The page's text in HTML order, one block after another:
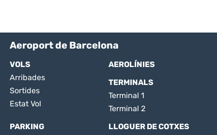
Aeroport de Barcelona
VOLS
Arribades
Sortides
Estat Vol
AEROLÍNIES
TERMINALS
Terminal 1
Terminal 2
PARKING
LLOGUER DE COTXES